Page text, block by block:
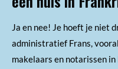
Ja en nee! Je hoeft je niet
administratief Frans,
makelaars en notarissen